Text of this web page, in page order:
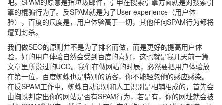
吧。SPAM的原意是指垃圾邮件，引申在搜索引擎方面就是对搜索引
擎的棍骗行为了。反SPAM就是为了User experience（用户体
验），百度的尺度是，用户体验高于一切，其他任何SPAM行为都将
遭到封杀。
我们做SEO的原则并不是为了排名而做，而是更好的提高用户体
验，好的用户体验自然会受到百度的喜好，这也就是我几天前一篇
文章里所说过的UCD。我们在做网站的时辰，必然要把用户体验放
在第一位，百度蜘蛛也是特别的访客，你不能轻忽他的感应感染。
在反SPAM工作中，蜘蛛自动识别和人工识别是相辅相成的，首先会
由蜘蛛判定出你的网站是否有SPAM行为，若是有，你的网址就会被